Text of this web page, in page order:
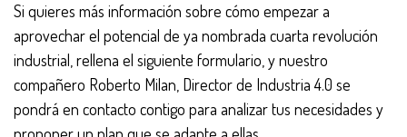
Si quieres más información sobre cómo empezar a
aprovechar el potencial de ya nombrada cuarta revolución
industrial, rellena el siguiente formulario, y nuestro
compañero Roberto Milan, Director de Industria 4.0 se
pondrá en contacto contigo para analizar tus necesidades y